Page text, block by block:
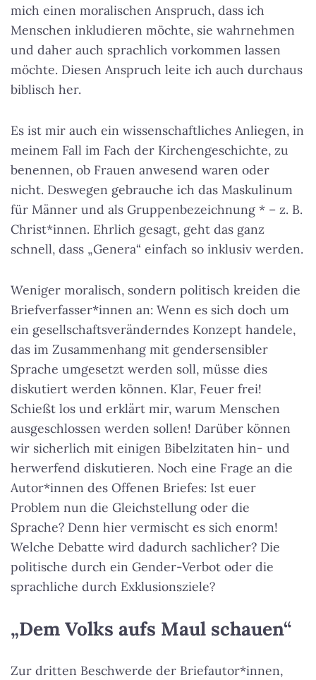
mich einen moralischen Anspruch, dass ich
Menschen inkludieren möchte, sie wahrnehmen
und daher auch sprachlich vorkommen lassen
möchte. Diesen Anspruch leite ich auch durchaus
biblisch her.
Es ist mir auch ein wissenschaftliches Anliegen, in
meinem Fall im Fach der Kirchengeschichte, zu
benennen, ob Frauen anwesend waren oder
nicht. Deswegen gebrauche ich das Maskulinum
für Männer und als Gruppenbezeichnung * – z. B.
Christ*innen. Ehrlich gesagt, geht das ganz
schnell, dass „Genera“ einfach so inklusiv werden.
Weniger moralisch, sondern politisch kreiden die
Briefverfasser*innen an: Wenn es sich doch um
ein gesellschaftsveränderndes Konzept handele,
das im Zusammenhang mit gendersensibler
Sprache umgesetzt werden soll, müsse dies
diskutiert werden können. Klar, Feuer frei!
Schießt los und erklärt mir, warum Menschen
ausgeschlossen werden sollen! Darüber können
wir sicherlich mit einigen Bibelzitaten hin- und
herwerfend diskutieren. Noch eine Frage an die
Autor*innen des Offenen Briefes: Ist euer
Problem nun die Gleichstellung oder die
Sprache? Denn hier vermischt es sich enorm!
Welche Debatte wird dadurch sachlicher? Die
politische durch ein Gender-Verbot oder die
sprachliche durch Exklusionsziele?
„Dem Volks aufs Maul schauen“
Zur dritten Beschwerde der Briefautor*innen,